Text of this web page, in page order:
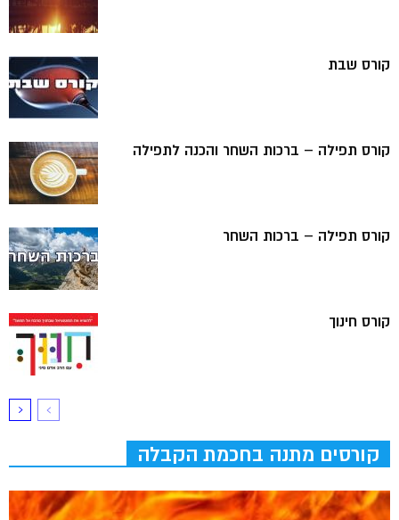
קורס שבת
קורס תפילה – ברכות השחר והכנה לתפילה
קורס תפילה – ברכות השחר
קורס חינוך
קורסים מתנה בחכמת הקבלה